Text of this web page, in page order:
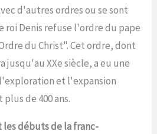
d'autres ordres ou se sont
roi Denis refuse l'ordre du pape
du Christ". Cet ordre, dont
jusqu'au XXe siècle, a eu une
et l'expansion
de 400 ans.
les débuts de la franc-